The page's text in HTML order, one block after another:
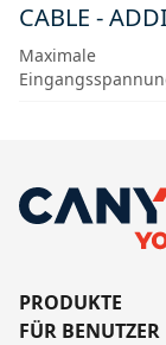
CABLE -
Maximale
PRODUKTE
FÜR BENUTZER